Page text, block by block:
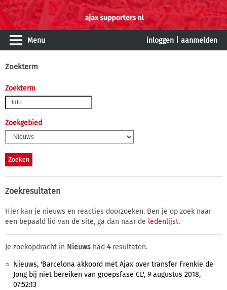
Menu inloggen aanmelden
Zoekterm
Zoekterm
Zoekgebied
Zoekresultaten
Hier kan je nieuws en reacties doorzoeken. Ben je op zoek naar
een bepaald lid van de site, ga dan naar de ledenlijst.
Je zoekopdracht in Nieuws had 4resultaten.
Nieuws, 'Barcelona akkoord met Ajax over transfer Frenkie de
Jong bij niet bereiken van groepsfase CL', 9 augustus 2018,
07:52:13